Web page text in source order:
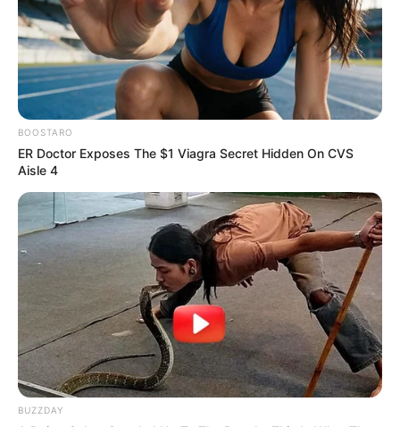
BOOSTARO
ER Doctor Exposes The $1 Viagra Secret Hidden On CVS
Aisle 4
BUZZDAY